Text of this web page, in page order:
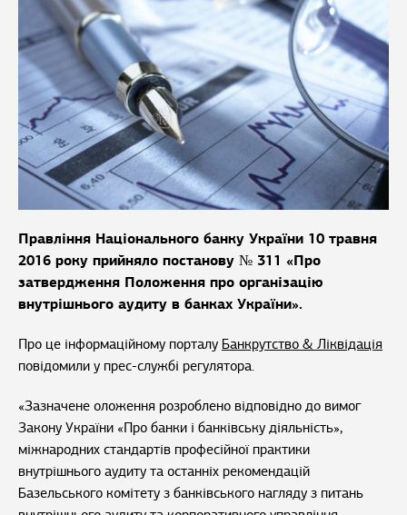
Правління Національного банку України 10 травня
2016 року прийняло постанову № 311 «Про
затвердження Положення про організацію
внутрішнього аудиту в банках України».
Про це інформаційному порталу Банкрутство & Ліквідація
повідомили у прес-службі регулятора.
«Зазначене оложення розроблено відповідно до вимог
Закону України «Про банки і банківську діяльність»,
міжнародних стандартів професійної практики
внутрішнього аудиту та останніх рекомендацій
Базельського комітету з банківського нагляду з питань